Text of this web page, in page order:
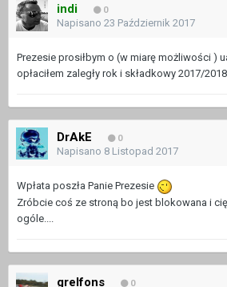
indi 0
Napisano 23 Październik 2017
Prezesie prosiłbym o (w miarę możliwości )
opłaciłem zaległy rok i składkowy 2017/
DrAkE 0
Napisano 8 Listopad 2017
Wpłata poszła Panie Prezesie
Zróbcie coś ze stroną bo jest blokowana i
ogóle....
grelfons 0